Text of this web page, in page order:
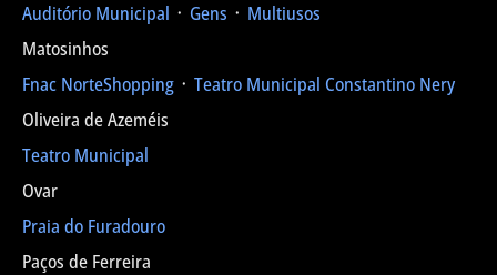
Auditório Municipal ᛫ Gens ᛫ Multiusos
Matosinhos
Fnac NorteShopping ᛫ Teatro Municipal Constantino Nery
Oliveira de Azeméis
Teatro Municipal
Ovar
Praia do Furadouro
Paços de Ferreira